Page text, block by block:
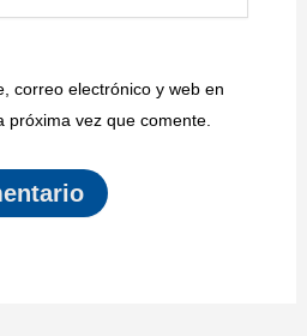
correo electrónico y web en
vez que comente.